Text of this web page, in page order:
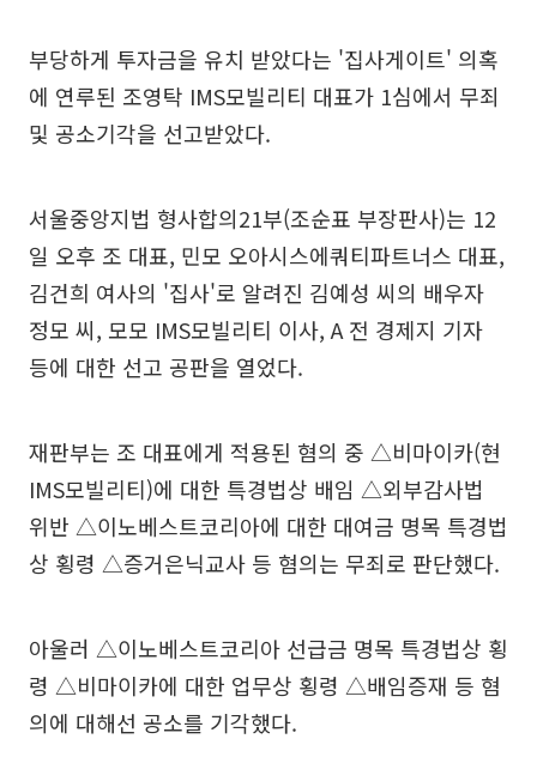
부당하게 투자금을 유치 받았다는 '집사게이트' 의혹
에 연루된 조영탁 IMS모빌리티 대표가 1심에서 무죄
및 공소기각을 선고받았다.
서울중앙지법 형사합의21부(조순표 부장판사)는 12
일 오후 조 대표, 민모 오아시스에쿼티파트너스 대표,
김건희 여사의 '집사'로 알려진 김예성 씨의 배우자
정모 씨, 모모 IMS모빌리티 이사, A 전 경제지 기자
등에 대한 선고 공판을 열었다.
재판부는 조 대표에게 적용된 혐의 중 △비마이카(현
IMS모빌리티)에 대한 특경법상 배임 △외부감사법
위반 △이노베스트코리아에 대한 대여금 명목 특경법
상 횡령 △증거은닉교사 등 혐의는 무죄로 판단했다.
아울러 △이노베스트코리아 선급금 명목 특경법상 횡
령 △비마이카에 대한 업무상 횡령 △배임증재 등 혐
의에 대해선 공소를 기각했다.